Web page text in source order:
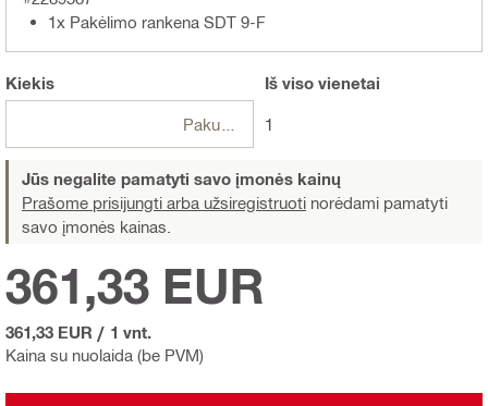
1x Pakėlimo rankena SDT 9-F
Kiekis
Pakuotės
Iš visovienetai
1
Jūs negalite pamatyti savo įmonės kainų
Prašome prisijungti arba užsiregistruoti norėdami pamatyti
savo įmonės kainas.
Kaina su nuolaida (be PVM)
361,33 EUR
361,33 EUR / 1 vnt.